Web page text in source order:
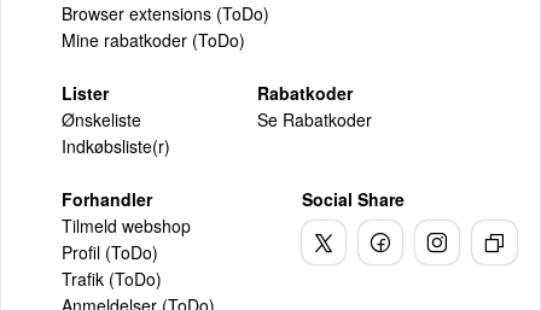
Browser extensions (ToDo)
Mine rabatkoder (ToDo)
Lister
Ønskeliste
Indkøbsliste(r)
Rabatkoder
Se Rabatkoder
Forhandler
Tilmeld webshop
Profil (ToDo)
Trafik (ToDo)
Anmeldelser (ToDo)
Social Share